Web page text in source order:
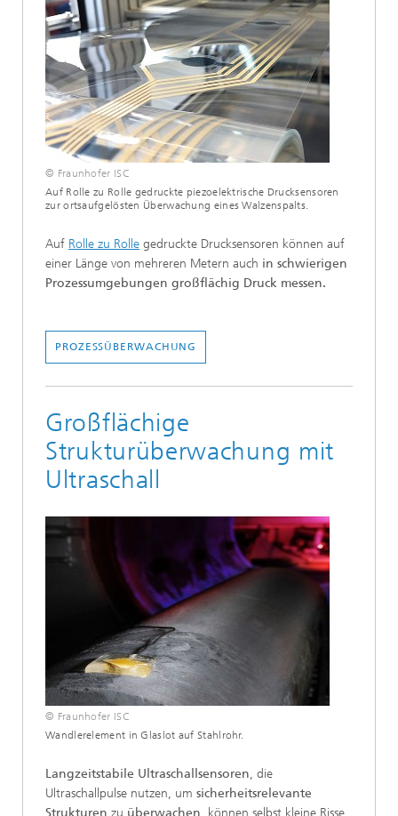
© Fraunhofer ISC
Auf Rolle zu Rolle gedruckte piezoelektrische Drucksensoren
zur ortsaufgelösten Überwachung eines Walzenspalts.
Auf Rolle zu Rolle gedruckte Drucksensoren können auf
einer Länge von mehreren Metern auch in schwierigen
Prozessumgebungen großflächig Druck messen.
PROZESSÜBERWACHUNG
Großflächige
Strukturüberwachung mit
Ultraschall
© Fraunhofer ISC
Wandlerelement in Glaslot auf Stahlrohr.
Langzeitstabile Ultraschallsensoren, die
Ultraschallpulse nutzen, um sicherheitsrelevante
Strukturen zu überwachen , können selbst kleine Risse